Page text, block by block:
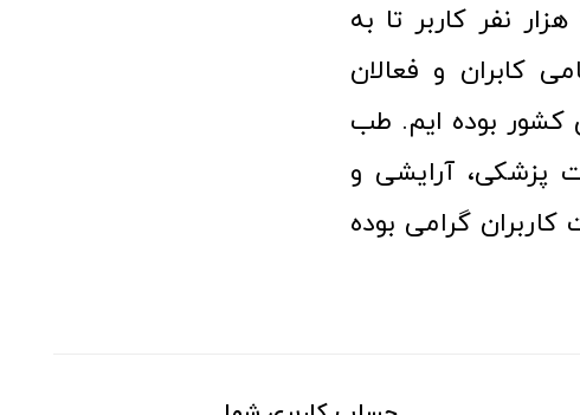
عرصه کالا و لوازم پزشکی توانسته مورد اعتماد بیش از ۱۲۰ هزار نفر کاربر تا به
کابران و فعالان
بوده ایم. طب
پزشکی، آرایشی و
گرامی بوده